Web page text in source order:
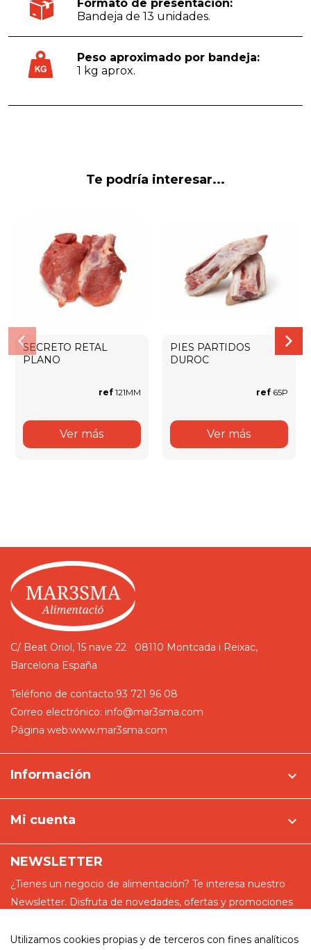
Formato de presentación:
Bandeja de 13 unidades.
Peso aproximado por bandeja:
1 kg aprox.
Te podría interesar...
SECRETO RETAL
PLANO
ref121MM
Ver más
PIES PARTIDOS
DUROC
ref65P
Ver más
C/ Beat Oriol, 15 nave 22
08110 Montcada i Reixac,
Barcelona España
Teléfono de contacto:93 721 96 08
Correo electrónico: info@mar3sma.com
Página web:www.mar3sma.com
Información 
Mi cuenta 
NEWSLETTER
¿Tienes un negocio de alimentación? Te interesa nuestro
Newsletter. Disfruta de novedades, ofertas y promociones
Utilizamos cookies propias y de terceros con fines analíticos